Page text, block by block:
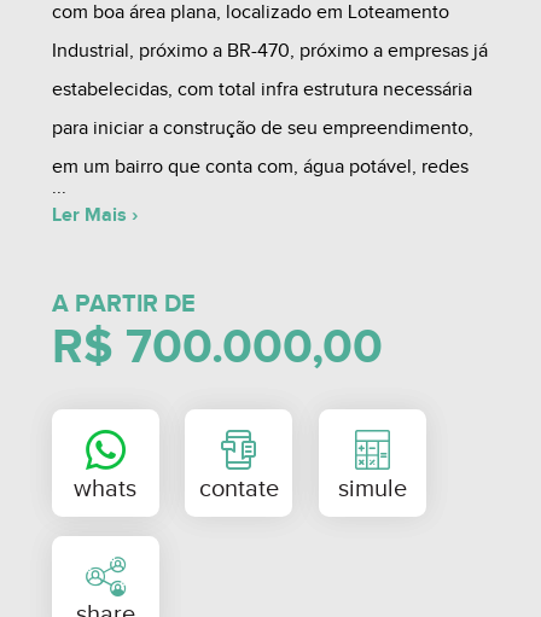
com boa área plana, localizado em Loteamento
Industrial, próximo a BR-470, próximo a empresas já
estabelecidas, com total infra estrutura necessária
para iniciar a construção de seu empreendimento,
em um bairro que conta com, água potável, redes
de esgoto pluvial e cloacal e de energia elétrica
*Obs: Estudamos possibilidade de permuta por
imóveis prontos. Valor Negociável.
prévio aviso.
Não perca esta oportunidade, agende uma visita
com um de nossos corretores.
Ler Mais ›
A PARTIR DE
R$ 700.000,00